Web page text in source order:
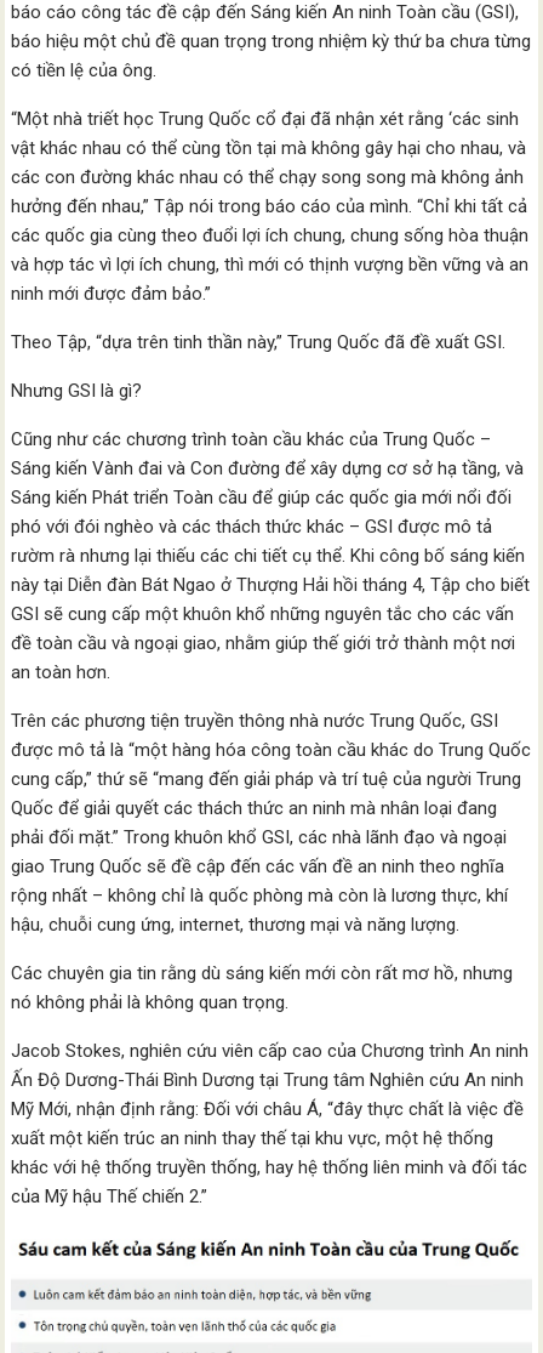
báo cáo công tác đề cập đến Sáng kiến An ninh Toàn cầu (GSI),
báo hiệu một chủ đề quan trọng trong nhiệm kỳ thứ ba chưa từng
có tiền lệ của ông.
“Một nhà triết học Trung Quốc cổ đại đã nhận xét rằng ‘các sinh
vật khác nhau có thể cùng tồn tại mà không gây hại cho nhau, và
các con đường khác nhau có thể chạy song song mà không ảnh
hưởng đến nhau,” Tập nói trong báo cáo của mình. “Chỉ khi tất cả
các quốc gia cùng theo đuổi lợi ích chung, chung sống hòa thuận
và hợp tác vì lợi ích chung, thì mới có thịnh vượng bền vững và an
ninh mới được đảm bảo.”
Theo Tập, “dựa trên tinh thần này,” Trung Quốc đã đề xuất GSI.
Nhưng GSI là gì?
Cũng như các chương trình toàn cầu khác của Trung Quốc –
Sáng kiến Vành đai và Con đường để xây dựng cơ sở hạ tầng, và
Sáng kiến Phát triển Toàn cầu để giúp các quốc gia mới nổi đối
phó với đói nghèo và các thách thức khác – GSI được mô tả
rườm rà nhưng lại thiếu các chi tiết cụ thể. Khi công bố sáng kiến
này tại Diễn đàn Bát Ngao ở Thượng Hải hồi tháng 4, Tập cho biết
GSI sẽ cung cấp một khuôn khổ những nguyên tắc cho các vấn
đề toàn cầu và ngoại giao, nhằm giúp thế giới trở thành một nơi
an toàn hơn.
Trên các phương tiện truyền thông nhà nước Trung Quốc, GSI
được mô tả là “một hàng hóa công toàn cầu khác do Trung Quốc
cung cấp,” thứ sẽ “mang đến giải pháp và trí tuệ của người Trung
Quốc để giải quyết các thách thức an ninh mà nhân loại đang
phải đối mặt.” Trong khuôn khổ GSI, các nhà lãnh đạo và ngoại
giao Trung Quốc sẽ đề cập đến các vấn đề an ninh theo nghĩa
rộng nhất – không chỉ là quốc phòng mà còn là lương thực, khí
hậu, chuỗi cung ứng, internet, thương mại và năng lượng.
Các chuyên gia tin rằng dù sáng kiến mới còn rất mơ hồ, nhưng
nó không phải là không quan trọng.
Jacob Stokes, nghiên cứu viên cấp cao của Chương trình An ninh
Ấn Độ Dương-Thái Bình Dương tại Trung tâm Nghiên cứu An ninh
Mỹ Mới, nhận định rằng: Đối với châu Á, “đây thực chất là việc đề
xuất một kiến trúc an ninh thay thế tại khu vực, một hệ thống
khác với hệ thống truyền thống, hay hệ thống liên minh và đối tác
của Mỹ hậu Thế chiến 2.”